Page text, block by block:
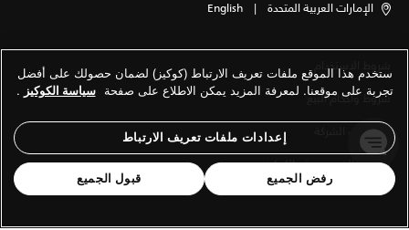
الإمارات العربية المتحدة |
English
شروط الاستخدام
شروط وأحكام البيع
معلومات الشركة
سياسة الخصوصية والكوكيز
ستخدم هذا الموقع ملفات تعريف الارتباط (كوكيز) لضمان حصولك على أفضل
تجربة على موقعنا. لمعرفة المزيد يمكن الاطلاع على صفحة سياسة الكوكيز .
إعدادات ملفات تعريف الارتباط
رفض الجميع قبول الجميع